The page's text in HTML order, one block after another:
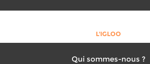
L'IGLOO
Qui sommes-nous ?